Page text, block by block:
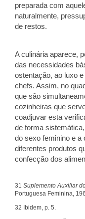
preparada com
naturalmente,
de restos.
A culinária aparece,
das necessidades
ostentação, ao luxo
chefs. Assim, no
que são
cozinheiras que
coadjuvar esta
de forma
do sexo feminino e a
diferentes produtos
confecção dos
31 Suplemento Auxiliar
Portuguesa Feminina,
32 Ibidem, p. 5.